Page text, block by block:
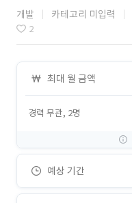
개발 카테고리 미입력
2
최대 월 금액
경력 무관, 2명
예상 기간